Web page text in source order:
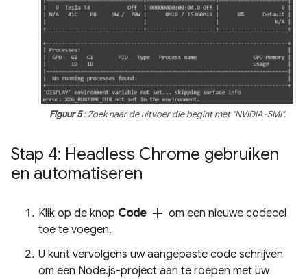
Figuur 5: Zoek naar de uitvoer die begint met "NVIDIA-SMI".
Stap 4: Headless Chrome gebruiken
en automatiseren
Klik op de knop Code add om een ​​nieuwe codecel
toe te voegen.
U kunt vervolgens uw aangepaste code schrijven
om een ​​Node.js-project aan te roepen met uw